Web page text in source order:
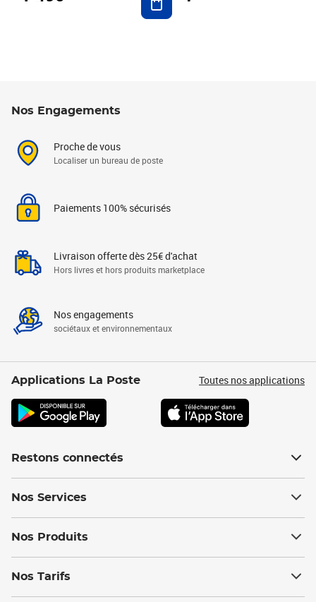
Nos Engagements
Proche de vous
Localiser un bureau de poste
Paiements 100% sécurisés
Livraison offerte dès 25€ d'achat
Hors livres et hors produits marketplace
Nos engagements
sociétaux et environnementaux
Applications La Poste Toutes nos applications
Restons connectés
Nos Services
Nos Produits
Nos Tarifs